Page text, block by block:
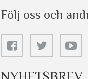
Följ oss och